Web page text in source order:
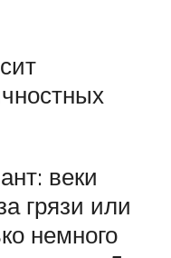
веки
грязи или
немного